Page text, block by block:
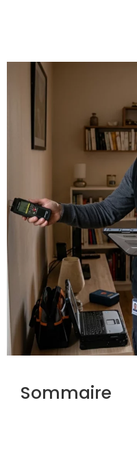
Sommaire